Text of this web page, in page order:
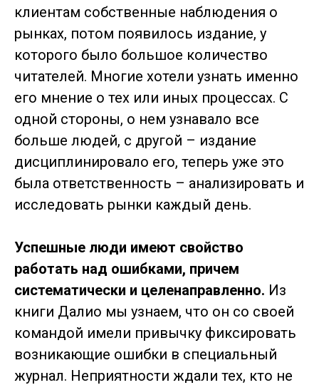
клиентам собственные наблюдения о
рынках, потом появилось издание, у
которого было большое количество
читателей. Многие хотели узнать именно
его мнение о тех или иных процессах. С
одной стороны, о нем узнавало все
больше людей, с другой – издание
дисциплинировало его, теперь уже это
была ответственность – анализировать и
исследовать рынки каждый день.
Успешные люди имеют свойство
работать над ошибками, причем
систематически и целенаправленно. Из
книги Далио мы узнаем, что он со своей
командой имели привычку фиксировать
возникающие ошибки в специальный
журнал. Неприятности ждали тех, кто не